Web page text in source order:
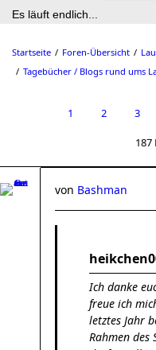
Es läuft endlich...
Startseite Foren-Übersicht
Tagebücher / Blogs rund ums
1 2 3
187
von Bashman
Ich danke
freue ich
letztes Jahr
Rahmen des